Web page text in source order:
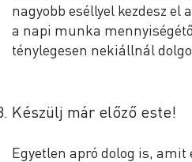
nagyobb eséllyel kezdesz el
a napi munka
ténylegesen nekiállnál
Készülj már előző este!
Egyetlen apró dolog is, amit